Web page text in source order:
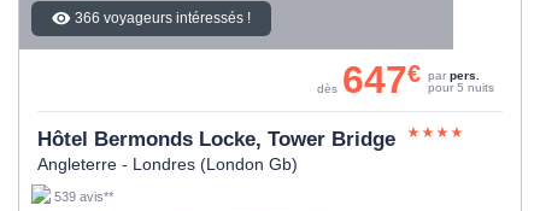
366 voyageurs intéressés !
Hôtel Bermonds Locke, Tower Bridge
Angleterre - Londres (London Gb)
539 avis**
dès 647€ par pers.
pour 5 nuits